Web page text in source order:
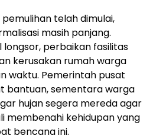
telah dimulai,
masih panjang.
perbaikan fasilitas
kerusakan rumah warga
waktu. Pemerintah pusat
bantuan, sementara warga
hujan segera mereda agar
membenahi kehidupan yang
bencana ini.